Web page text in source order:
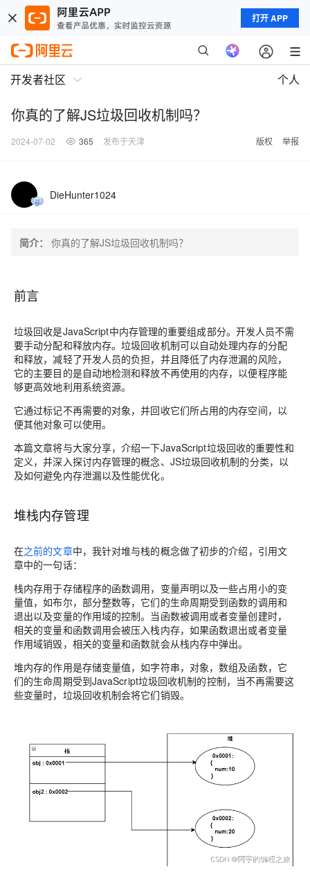
打开 APP
开发者社区 个人
你真的了解JS垃圾回收机制吗？
2024-07-02 365 发布于天津 版权 举报
DieHunter1024
简介： 你真的了解JS垃圾回收机制吗？
前言
垃圾回收是JavaScript中内存管理的重要组成部分。开发人员不需
要手动分配和释放内存。垃圾回收机制可以自动处理内存的分配
和释放，减轻了开发人员的负担，并且降低了内存泄漏的风险，
它的主要目的是自动地检测和释放不再使用的内存，以便程序能
够更高效地利用系统资源。
它通过标记不再需要的对象，并回收它们所占用的内存空间，以
便其他对象可以使用。
本篇文章将与大家分享，介绍一下JavaScript垃圾回收的重要性和
定义，并深入探讨内存管理的概念、JS垃圾回收机制的分类，以
及如何避免内存泄漏以及性能优化。
堆栈内存管理
在之前的文章中，我针对堆与栈的概念做了初步的介绍，引用文
章中的一句话：
栈内存用于存储程序的函数调用，变量声明以及一些占用小的变
量值，如布尔，部分整数等，它们的生命周期受到函数的调用和
退出以及变量的作用域的控制。当函数被调用或者变量创建时，
相关的变量和函数调用会被压入栈内存，如果函数退出或者变量
作用域销毁，相关的变量和函数就会从栈内存中弹出。
堆内存的作用是存储变量值，如字符串，对象，数组及函数，它
们的生命周期受到JavaScript垃圾回收机制的控制，当不再需要这
些变量时，垃圾回收机制会将它们销毁。